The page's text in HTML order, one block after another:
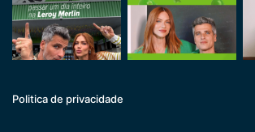
Politica de privacidade